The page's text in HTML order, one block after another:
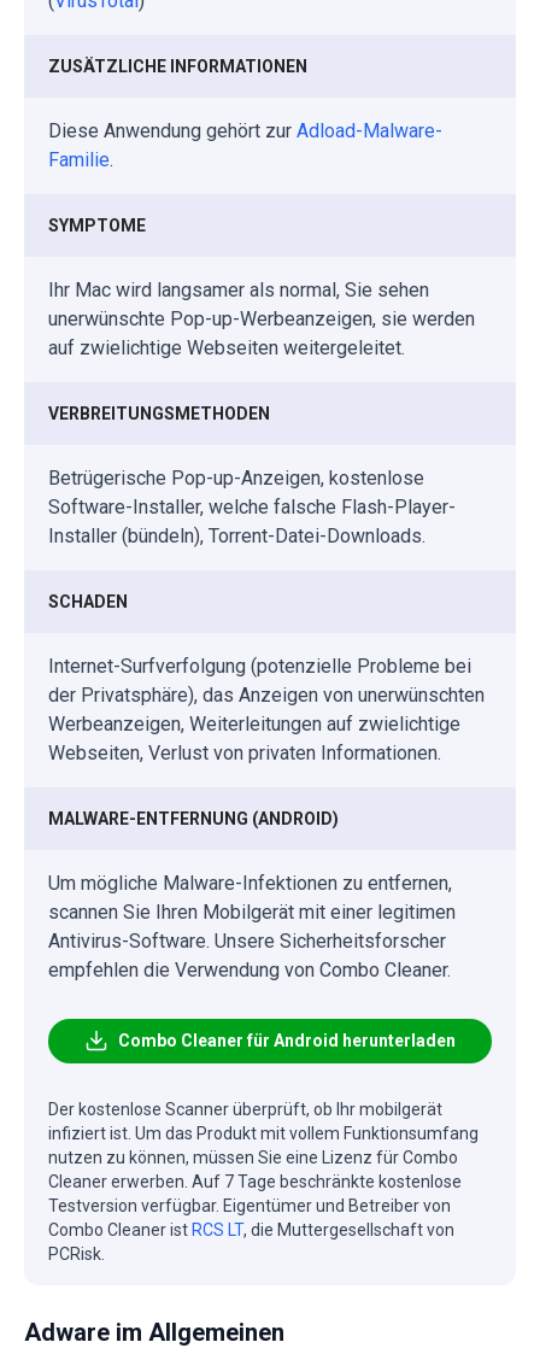
ZUSÄTZLICHE INFORMATIONEN
Diese Anwendung gehört zur Adload-Malware-
Familie.
SYMPTOME
Ihr Mac wird langsamer als normal, Sie sehen
unerwünschte Pop-up-Werbeanzeigen, sie werden
auf zwielichtige Webseiten weitergeleitet.
VERBREITUNGSMETHODEN
Betrügerische Pop-up-Anzeigen, kostenlose
Software-Installer, welche falsche Flash-Player-
Installer (bündeln), Torrent-Datei-Downloads.
SCHADEN
Internet-Surfverfolgung (potenzielle Probleme bei
der Privatsphäre), das Anzeigen von unerwünschten
Werbeanzeigen, Weiterleitungen auf zwielichtige
Webseiten, Verlust von privaten Informationen.
MALWARE-ENTFERNUNG (ANDROID)
Um mögliche Malware-Infektionen zu entfernen,
scannen Sie Ihren Mobilgerät mit einer legitimen
Antivirus-Software. Unsere Sicherheitsforscher
empfehlen die Verwendung von Combo Cleaner.
Combo Cleaner für Android herunterladen
Der kostenlose Scanner überprüft, ob Ihr mobilgerät
infiziert ist. Um das Produkt mit vollem Funktionsumfang
nutzen zu können, müssen Sie eine Lizenz für Combo
Cleaner erwerben. Auf 7 Tage beschränkte kostenlose
Testversion verfügbar. Eigentümer und Betreiber von
Combo Cleaner ist RCS LT, die Muttergesellschaft von
PCRisk.
Adware im Allgemeinen